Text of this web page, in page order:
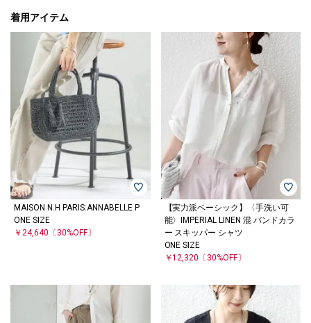
着用アイテム
MAISON N.H PARIS:ANNABELLE P
ONE SIZE
￥24,640 〔30%OFF〕
【実力派ベーシック】〈手洗い可
能〉IMPERIAL LINEN 混 バンドカラ
ー スキッパー シャツ
ONE SIZE
￥12,320 〔30%OFF〕